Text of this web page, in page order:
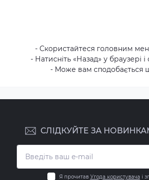
- Скористайтеся головним
- Натисніть «Назад» у браузері
- Може вам сподобається
СЛІДКУЙТЕ ЗА
Я прочитав Угода користувача і